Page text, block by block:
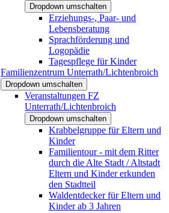
Dropdown umschalten
Erziehungs-, Paar- und
Lebensberatung
Sprachförderung und
Logopädie
Tagespflege für Kinder
Familienzentrum Unterrath/Lichtenbroich
Dropdown umschalten
Veranstaltungen FZ
Unterrath/Lichtenbroich
Dropdown umschalten
Krabbelgruppe für Eltern und
Kinder
Familientour - mit dem Ritter
durch die Alte Stadt / Altstadt
Eltern und Kinder erkunden
den Stadtteil
Waldentdecker für Eltern und
Kinder ab 3 Jahren